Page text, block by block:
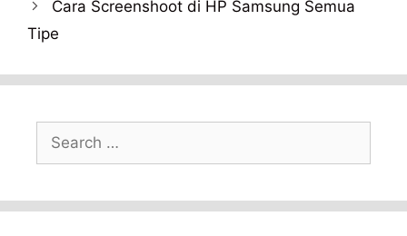
Cara Screenshoot di HP Samsung Semua
Tipe
Search
for: